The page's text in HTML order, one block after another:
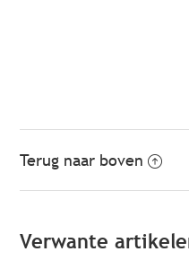
Terug naar boven
Verwante